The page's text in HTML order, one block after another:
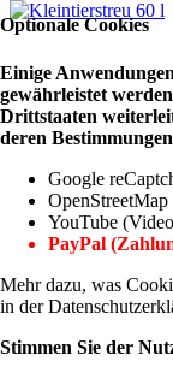
Optionale Cookies
Einige
gewährleistet
Drittstaaten
deren
Google
YouTube
PayPal
Mehr dazu, was
in der
Stimmen Sie der